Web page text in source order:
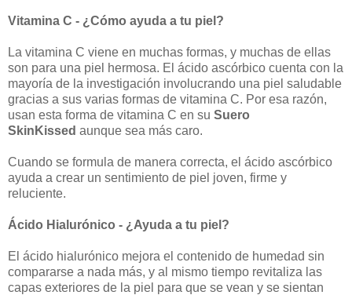
Vitamina C - ¿Cómo ayuda a tu piel?
La vitamina C viene en muchas formas, y muchas de ellas
son para una piel hermosa. El ácido ascórbico cuenta con la
mayoría de la investigación involucrando una piel saludable
gracias a sus varias formas de vitamina C. Por esa razón,
usan esta forma de vitamina C en su Suero
SkinKissed aunque sea más caro.
Cuando se formula de manera correcta, el ácido ascórbico
ayuda a crear un sentimiento de piel joven, firme y
reluciente.
Ácido Hialurónico - ¿Ayuda a tu piel?
El ácido hialurónico mejora el contenido de humedad sin
compararse a nada más, y al mismo tiempo revitaliza las
capas exteriores de la piel para que se vean y se sientan